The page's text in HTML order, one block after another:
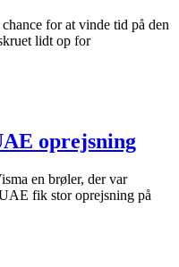
for at vinde tid på den
lidt op for
oprejsning
en brøler, der var
fik stor oprejsning på